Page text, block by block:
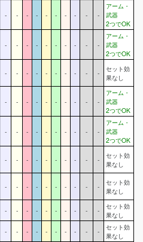
- - - - - - - - - -
アーム・
武器
2つでOK
- - - - - - - - - -
アーム・
武器
2つでOK
- - - - - - - - - -
セット効
果なし
- - - - - - - - - -
アーム・
武器
2つでOK
- - - - - - - - - -
アーム・
武器
2つでOK
- - - - - - - - - -
セット効
果なし
- - - - - - - - - -
セット効
果なし
- - - - - - - - - -
セット効
果なし
- - - - - - - - - -
セット効
果なし